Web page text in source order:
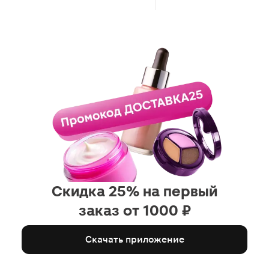
Скидка 25% на первый
заказ от 1000 ₽
Скачать приложение